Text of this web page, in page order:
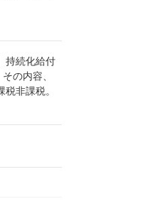
持続化給付
の内容、
非課税。